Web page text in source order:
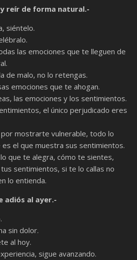
reír de forma natural.-
siéntelo.
las emociones que te lleguen de
de malo, no lo retengas.
emociones que te ahogan.
las emociones y los sentimientos.
el único perjudicado eres
mostrarte vulnerable, todo lo
el que muestra sus sentimientos.
que te alegra, cómo te sientes,
sentimientos, si te lo callas no
lo entienda.
adiós al ayer.-
sin dolor.
al hoy.
sigue avanzando.